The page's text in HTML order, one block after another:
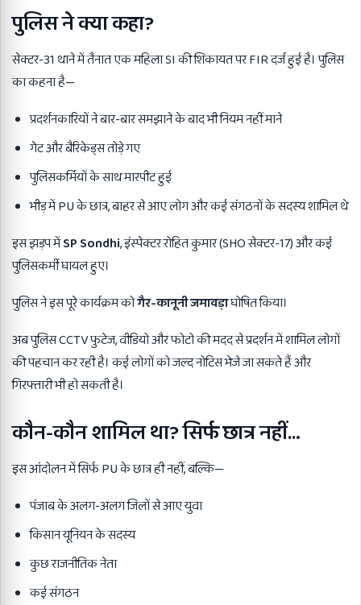
पुलिस ने क्या कहा?
सेक्टर-31 थाने में तैनात एक महिला SI की शिकायत पर FIR दर्ज हुई है। पुलिस
का कहना है—
प्रदर्शनकारियों ने बार-बार समझाने के बाद भी नियम नहीं माने
गेट और बैरिकेड्स तोड़े गए
पुलिसकर्मियों के साथ मारपीट हुई
भीड़ में PU के छात्र, बाहर से आए लोग और कई संगठनों के सदस्य शामिल थे
इस झड़प मेंSP Sondhi, इंस्पेक्टर रोहित कुमार (SHO सेक्टर-17) और कई
पुलिसकर्मी घायल हुए।
पुलिस ने इस पूरे कार्यक्रम कोगैर-कानूनी जमावड़ाघोषित किया।
अब पुलिस CCTV फुटेज, वीडियो और फोटो की मदद से प्रदर्शन में शामिल लोगों
की पहचान कर रही है। कई लोगों को जल्द नोटिस भेजे जा सकते हैं और
गिरफ्तारी भी हो सकती है।
कौन-कौन शामिल था?सिर्फ छात्र नहीं…
इस आंदोलन में सिर्फ PU के छात्र ही नहीं, बल्कि—
पंजाब के अलग-अलग जिलों से आए युवा
किसान यूनियन के सदस्य
कुछ राजनीतिक नेता
कई संगठन